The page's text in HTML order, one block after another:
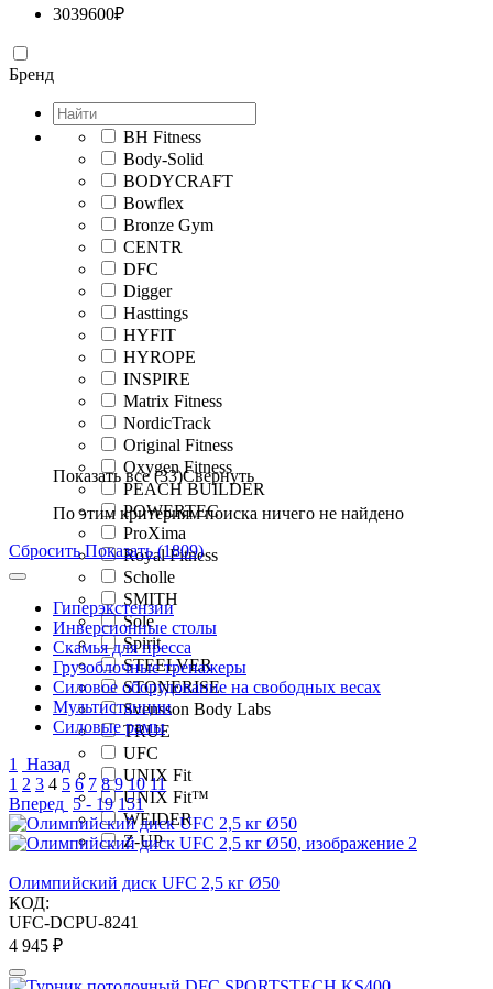
3039600₽
Бренд
BH Fitness
Body-Solid
BODYCRAFT
Bowflex
Bronze Gym
CENTR
DFC
Digger
Hasttings
HYFIT
HYROPE
INSPIRE
Matrix Fitness
NordicTrack
Original Fitness
Oxygen Fitness
PEACH BUILDER
POWERTEC
ProXima
Royal Fitness
Scholle
SMITH
Sole
Spirit
STEELVER
STONERISE
Svensson Body Labs
TRUE
UFC
UNIX Fit
UNIX Fit™
WEIDER
Z-UP
Показать все (33)Свернуть
По этим критериям поиска ничего не найдено
Сбросить Показать (1809)
Гиперэкстензии
Инверсионные столы
Скамья для пресса
Грузоблочные тренажеры
Силовое оборудование на свободных весах
Мультистанции
Силовые рамы
1
Назад
1 2 3 4 5 6 7 8 9 10 11
Вперед 5 - 19 151
Олимпийский диск UFC 2,5 кг Ø50
КОД:
UFC-DCPU-8241
4 945 ₽